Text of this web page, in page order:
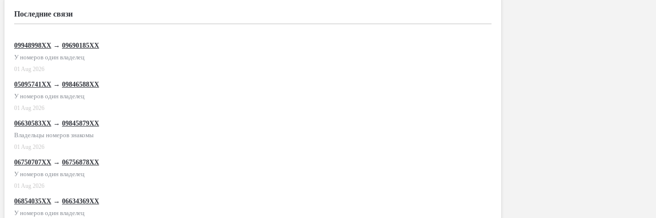
Последние связи
09948998XX → 09690185XX
У номеров один владелец
01 Aug 2026
05095741XX → 09846588XX
У номеров один владелец
01 Aug 2026
06630583XX → 09845879XX
Владельцы номеров знакомы
01 Aug 2026
06750707XX → 06756878XX
У номеров один владелец
01 Aug 2026
06854035XX → 06634369XX
У номеров один владелец